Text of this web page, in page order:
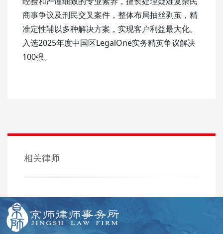
商事争议及刑民交叉案件，整体布局抽丝剥茧，精
准定性辅以多种解决方案，实现客户利益最大化。
入选2025年度中国区LegalOne实务精英争议解决
100强。
相关律师